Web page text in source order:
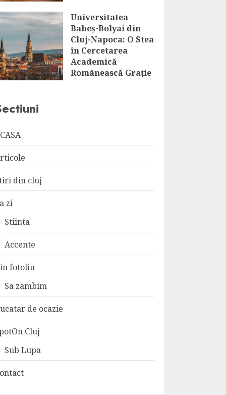
Universitatea
Babeș-Bolyai din
Cluj-Napoca: O Stea
în Cercetarea
Academică
Românească Grație
din cluj
zi
Stiinta
Accente
fotoliu
Sa zambim
de ocazie
Cluj
Sub Lupa